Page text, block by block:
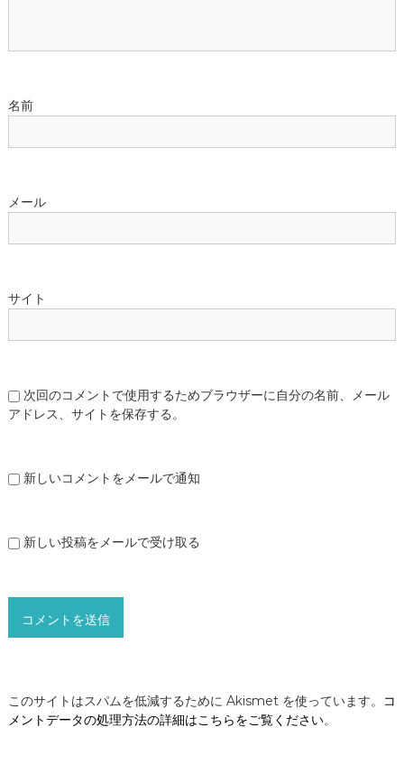
名前
メール
サイト
次回のコメントで使用するためブラウザーに自分の名前、メール
アドレス、サイトを保存する。
新しいコメントをメールで通知
新しい投稿をメールで受け取る
このサイトはスパムを低減するために Akismet を使っています。
コ
メントデータの処理方法の詳細はこちらをご覧ください。